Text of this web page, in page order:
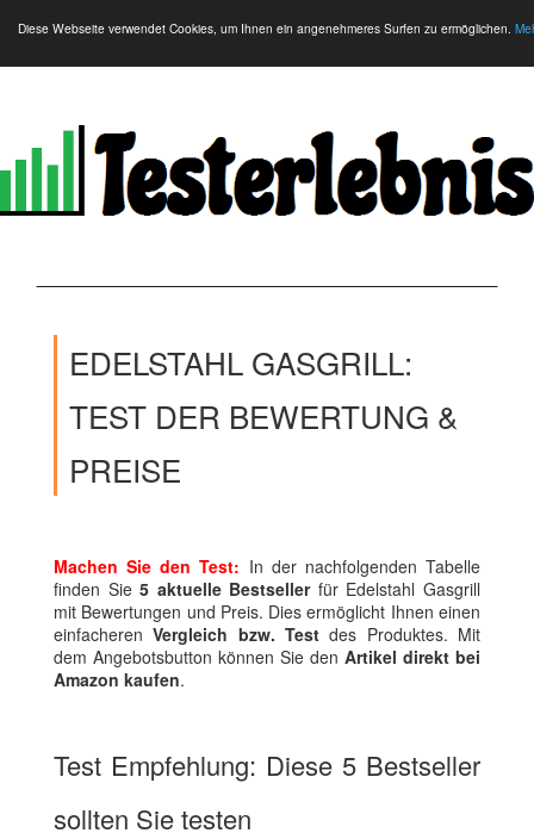
Diese Webseite verwendet Cookies, um Ihnen ein angenehmeres Surfen zu ermöglichen.
EDELSTAHL GASGRILL:
TEST DER BEWERTUNG &
PREISE
Machen Sie den Test: In der nachfolgenden Tabelle
finden Sie5 aktuelle Bestsellerfür Edelstahl Gasgrill
mit Bewertungen und Preis. Dies ermöglicht Ihnen einen
einfacherenVergleich bzw. Test des Produktes. Mit
dem Angebotsbutton können Sie den Artikel direkt bei
Amazon kaufen.
Test Empfehlung: Diese 5 Bestseller
sollten Sie testen